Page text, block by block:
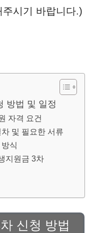
시기 바랍니다.)
방법 및 일정
자격 요건
및 필요한 서류
식
지원금 3차
신청 방법